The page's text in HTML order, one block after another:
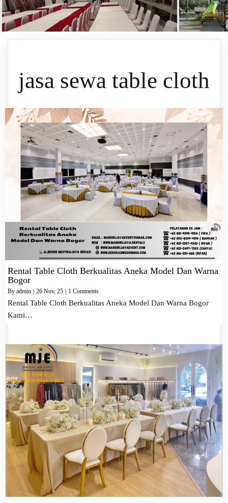
jasa sewa table cloth
Rental Table Cloth Berkualitas Aneka Model Dan Warna
Bogor
By admin 26 Nov, 25 1 Comments
Rental Table Cloth Berkualitas Aneka Model Dan Warna Bogor
Kami…